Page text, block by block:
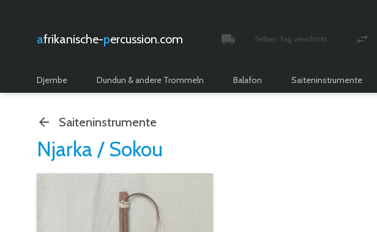
afrikanische- percussion.com Selben Tag verschickt
Djembe Dundun & andere Trommeln Balafon Saiteninstrumente
Saiteninstrumente
Njarka / Sokou